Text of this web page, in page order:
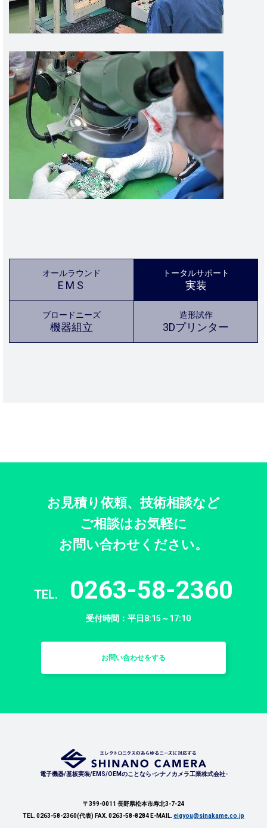
オールラウンド
EMS
トータルサポート
実装
ブロードニーズ
機器組立
造形試作
3Dプリンター
お見積り依頼、技術相談など
ご相談はお気軽に
お問い合わせください。
TEL. 0263-58-2360
受付時間：平日8:15～17:10
お問い合わせをする
電子機器/基板実装/EMS/OEMのことなら-シナノカメラ工業株式会社-
〒399-0011 長野県松本市寿北3-7-24
TEL. 0263-58-2360(代表) FAX. 0263-58-8284 E-MAIL. eigyou@sinakame.co.jp